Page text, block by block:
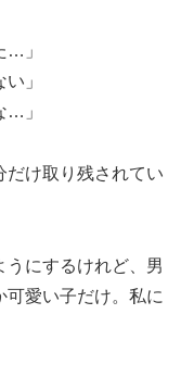
…」
」
…」
だけ取り残されてい
にするけれど、男
愛い子だけ。私に